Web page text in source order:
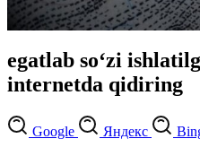
egatlab so‘zi
internetda qidiring
Google Яндекс